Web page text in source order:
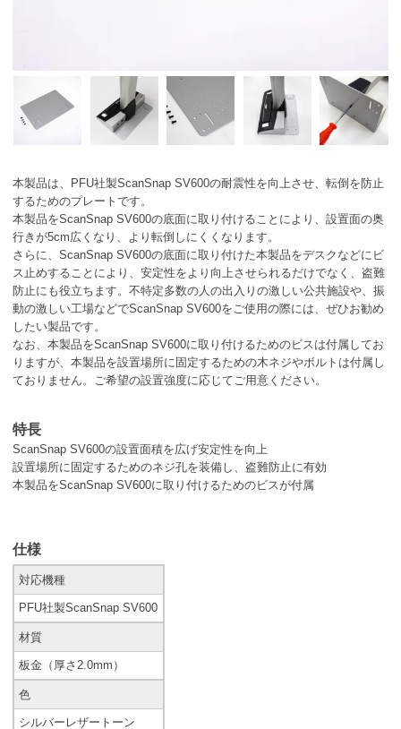
本製品は、PFU社製ScanSnap SV600の耐震性を向上させ、転倒を防止
するためのプレートです。
本製品をScanSnap SV600の底面に取り付けることにより、設置面の奥
行きが5cm広くなり、より転倒しにくくなります。
さらに、ScanSnap SV600の底面に取り付けた本製品をデスクなどにビ
ス止めすることにより、安定性をより向上させられるだけでなく、盗難
防止にも役立ちます。不特定多数の人の出入りの激しい公共施設や、振
動の激しい工場などでScanSnap SV600をご使用の際には、ぜひお勧め
したい製品です。
なお、本製品をScanSnap SV600に取り付けるためのビスは付属してお
りますが、本製品を設置場所に固定するための木ネジやボルトは付属し
ておりません。ご希望の設置強度に応じてご用意ください。
特長
ScanSnap SV600の設置面積を広げ安定性を向上
設置場所に固定するためのネジ孔を装備し、盗難防止に有効
本製品をScanSnap SV600に取り付けるためのビスが付属
仕様
対応機種
PFU社製ScanSnap SV600
材質
板金（厚さ2.0mm）
色
シルバーレザートーン